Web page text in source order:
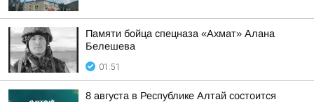
Памяти бойца спецназа «Ахмат» Алана
Белешева
01:51
8 августа в Республике Алтай состоится